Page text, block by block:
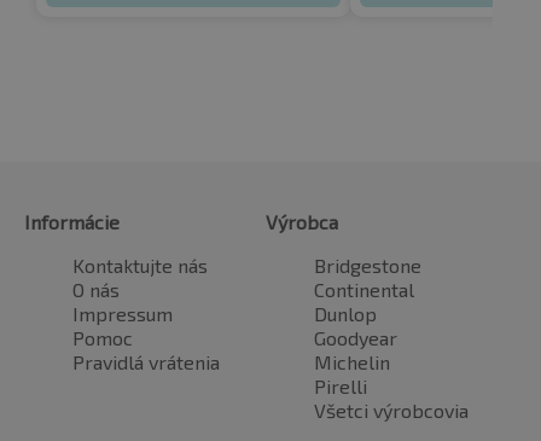
Informácie
Kontaktujte nás
O nás
Impressum
Pomoc
Pravidlá vrátenia
Výrobca
Bridgestone
Continental
Dunlop
Goodyear
Michelin
Pirelli
Všetci výrobcovia